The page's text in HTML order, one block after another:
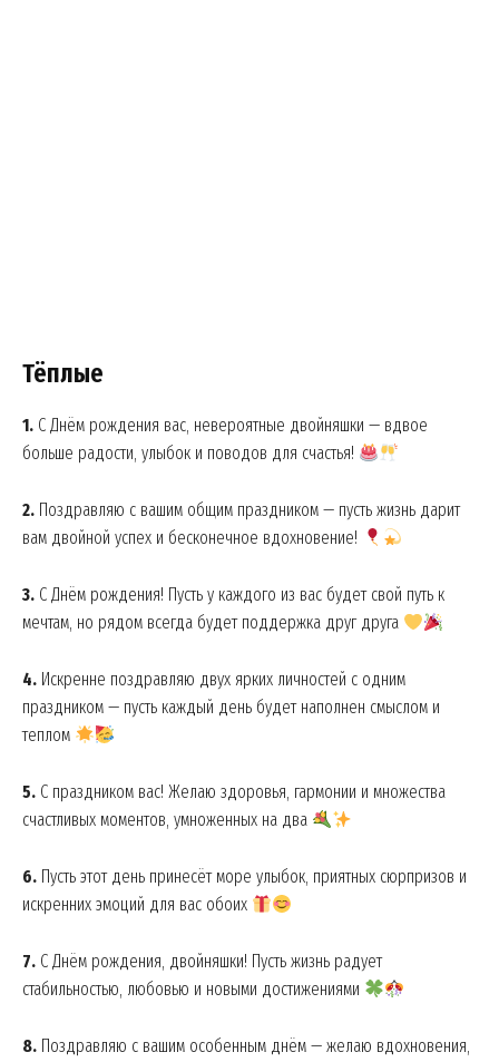
Тёплые
1. С Днём рождения вас, невероятные двойняшки — вдвое
больше радости, улыбок и поводов для счастья!
2. Поздравляю с вашим общим праздником — пусть жизнь дарит
вам двойной успех и бесконечное вдохновение!
3. С Днём рождения! Пусть у каждого из вас будет свой путь к
мечтам, но рядом всегда будет поддержка друг друга
4. Искренне поздравляю двух ярких личностей с одним
праздником — пусть каждый день будет наполнен смыслом и
теплом
5. С праздником вас! Желаю здоровья, гармонии и множества
счастливых моментов, умноженных на два
6. Пусть этот день принесёт море улыбок, приятных сюрпризов и
искренних эмоций для вас обоих
7. С Днём рождения, двойняшки! Пусть жизнь радует
стабильностью, любовью и новыми достижениями
8. Поздравляю с вашим особенным днём — желаю вдохновения,